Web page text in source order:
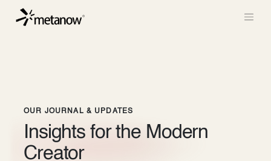
/* METANOW_ODOO_PAGE_CSS_START */
METANOW_ODOO_PAGE_CSS_END */
OUR JOURNAL & UPDATES
Insights for the Modern
Creator